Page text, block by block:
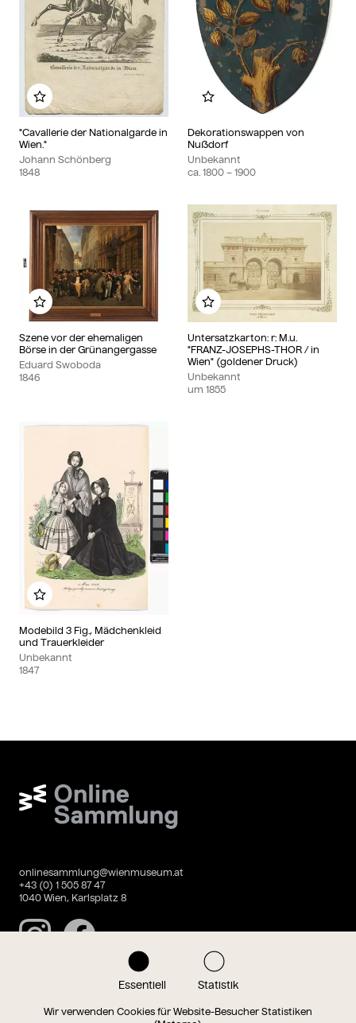
Essentiell Statistik
Wir verwenden Cookies für Website-Besucher Statistiken
"Cavallerie der Nationalgarde in
Wien."
Johann Schönberg
1848
Zu meinem Album hinzufügen
Dekorationswappen von
Nußdorf
Unbekannt
ca. 1800 – 1900
Zu meinem Album
Szene vor der ehemaligen
Börse in der Grünangergasse
Eduard Swoboda
1846
Zu meinem Album hinzufügen
Untersatzkarton: r: M.u.
"FRANZ-JOSEPHS-THOR / in
Wien" (goldener Druck)
Unbekannt
um 1855
Zu meinem Album
Modebild 3 Fig., Mädchenkleid
und Trauerkleider
Unbekannt
1847
Zu meinem Album hinzufügen
Wien Museum Online Sammlung
onlinesammlung@wienmuseum.at
+43 (0) 1 505 87 47
1040 Wien, Karlsplatz 8
InstagramFacebook